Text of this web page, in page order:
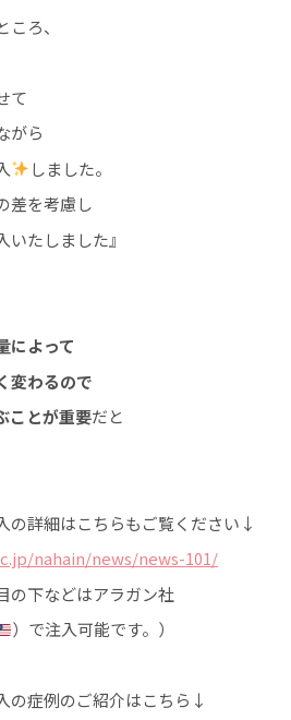
ろ、
て
がら
しました。
差を考慮し
たしました』
によって
変わるので
ことが重要だと
の詳細はこちらもご覧ください↓
nahain/news/news-101/
の下などはアラガン社
）で注入可能です。）
の症例のご紹介はこちら↓